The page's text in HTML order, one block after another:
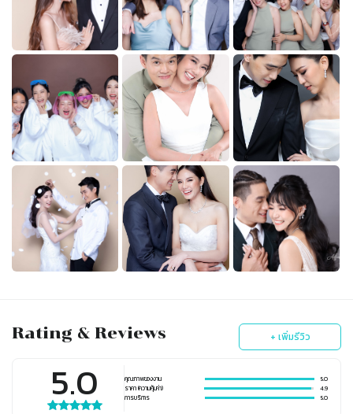
Rating & Reviews + เพิ่มรีวิว
5.0 คุณภาพของงาน
5.0
ราคา (ความคุ้มค่า)
4.9
การบริการ
5.0